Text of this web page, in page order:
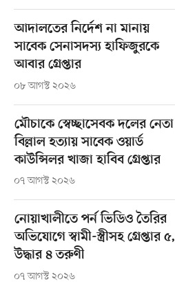
আদালতের নির্দেশ না মানায়
সাবেক সেনাসদস্য হাফিজুরকে
আবার গ্রেপ্তার
০৮ আগস্ট ২০২৬
মৌচাকে স্বেচ্ছাসেবক দলের নেতা
বিল্লাল হত্যায় সাবেক ওয়ার্ড
কাউন্সিলর খাজা হাবিব গ্রেপ্তার
০৭ আগস্ট ২০২৬
নোয়াখালীতে পর্ন ভিডিও তৈরির
অভিযোগে স্বামী-স্ত্রীসহ গ্রেপ্তার ৫,
উদ্ধার ৪ তরুণী
০৭ আগস্ট ২০২৬